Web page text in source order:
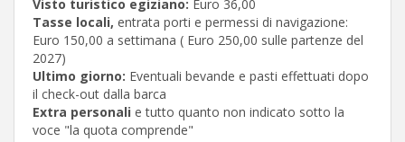
Visto turistico egiziano: Euro 36,00
Tasse locali, entrata porti e permessi di navigazione:
Euro 150,00 a settimana ( Euro 250,00 sulle partenze del
2027)
Ultimo giorno: Eventuali bevande e pasti effettuati dopo
il check-out dalla barca
Extra personali e tutto quanto non indicato sotto la
voce "la quota comprende"